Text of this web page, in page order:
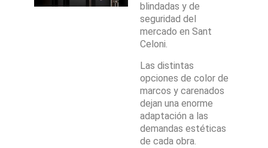
blindadas y de
seguridad del
mercado en Sant
Celoni.
Las distintas
opciones de color de
marcos y carenados
dejan una enorme
adaptación a las
demandas estéticas
de cada obra.